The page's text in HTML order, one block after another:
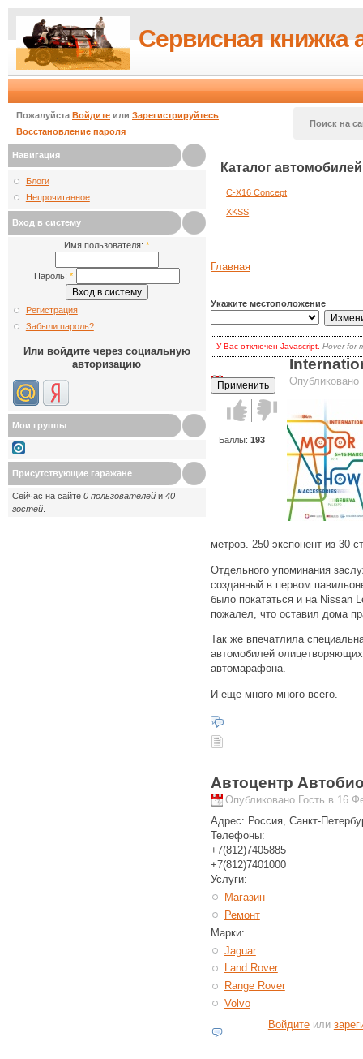
Сервисная книжка
Пожалуйста Войдите или Зарегистрируйтесь
Восстановление пароля
Поиск на
Навигация
Блоги
Непрочитанное
Вход в систему
Имя пользователя:*
Пароль:*
Регистрация
Забыли пароль?
Или войдите через социальную
авторизацию
Мои группы
Присутствующие гаражане
Сейчас на сайте 0 пользователей и 40
гостей
Каталог
C-X16 Concept
XKSS
Главная
Укажите местоположение
У Вас отключен Javascript. Hover for
для волнения: вы по-прежнему
наиболее продвинутых.
Кликать на кнопке
выбора.
Голос за!Голос
против!
Баллы: 193
метров. 250 экспонент из 30
Отдельного упоминания
созданный в первом
было покататься и на Nissan
пожалел, что оставил дома
Так же впечатлила
автомобилей
автомарафона.
И еще много-много всего.
Автоцентр
Опубликовано Гость в 16
Адрес: Россия, Санкт-
Телефоны:
+7(812)7405885
+7(812)7401000
Услуги:
Магазин
Ремонт
Марки:
Jaguar
Land Rover
Range Rover
Volvo
Войдитеили